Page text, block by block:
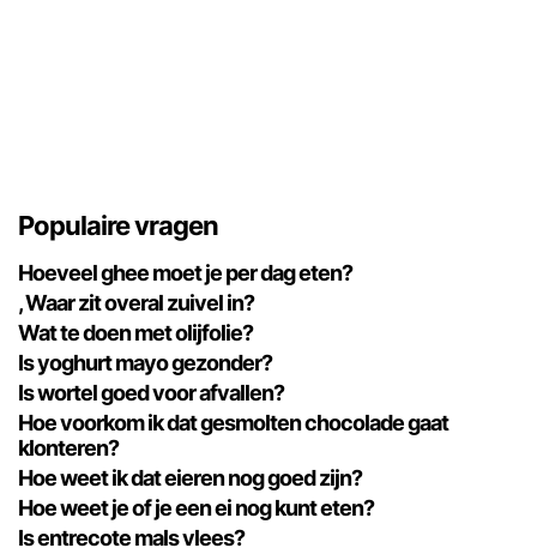
Populaire vragen
Hoeveel ghee moet je per dag eten?
, Waar zit overal zuivel in?
Wat te doen met olijfolie?
Is yoghurt mayo gezonder?
Is wortel goed voor afvallen?
Hoe voorkom ik dat gesmolten chocolade gaat
klonteren?
Hoe weet ik dat eieren nog goed zijn?
Hoe weet je of je een ei nog kunt eten?
Is entrecote mals vlees?